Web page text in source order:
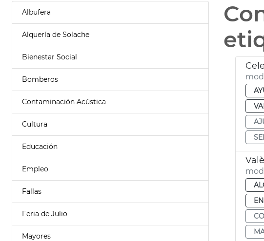
Albufera
Alquería de Solache
Bienestar Social
Bomberos
Contaminación Acústica
Cultura
Educación
Empleo
Fallas
Feria de Julio
Mayores